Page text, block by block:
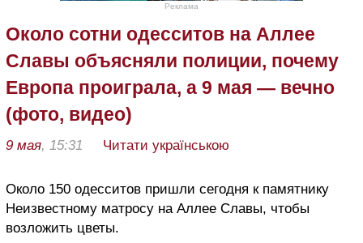
Реклама
Около сотни одесситов на Аллее
Славы объясняли полиции, почему
Европа проиграла, а 9 мая — вечно
(фото, видео)
9 мая, 15:31 Читати українською
Около 150 одесситов пришли сегодня к памятнику
Неизвестному матросу на Аллее Славы, чтобы
возложить цветы.